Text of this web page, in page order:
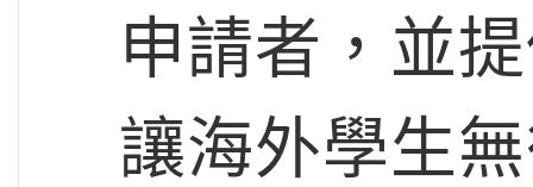
申請者，並
讓海外學生